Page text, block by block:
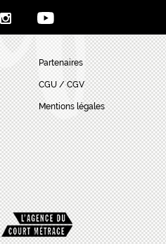
Partenaires
CGU / CGV
Mentions légales